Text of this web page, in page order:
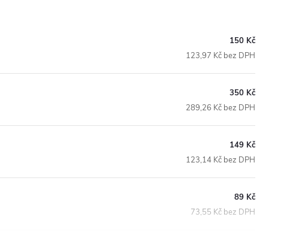
150 Kč
123,97 Kč bez DPH
350 Kč
289,26 Kč bez DPH
149 Kč
123,14 Kč bez DPH
89 Kč
73,55 Kč bez DPH